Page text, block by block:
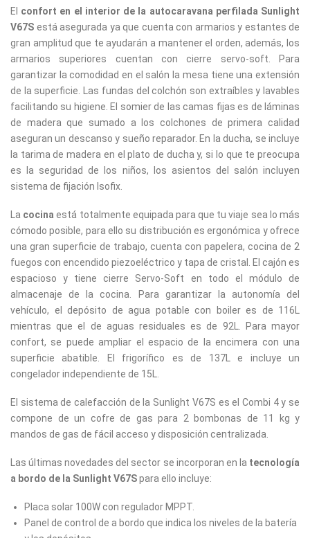
El confort en el interior de la autocaravana perfilada Sunlight
V67S está asegurada ya que cuenta con armarios y estantes de
gran amplitud que te ayudarán a mantener el orden, además, los
armarios superiores cuentan con cierre servo-soft. Para
garantizar la comodidad en el salón la mesa tiene una extensión
de la superficie. Las fundas del colchón son extraíbles y lavables
facilitando su higiene. El somier de las camas fijas es de láminas
de madera que sumado a los colchones de primera calidad
aseguran un descanso y sueño reparador. En la ducha, se incluye
la tarima de madera en el plato de ducha y, si lo que te preocupa
es la seguridad de los niños, los asientos del salón incluyen
sistema de fijación Isofix.
La cocina está totalmente equipada para que tu viaje sea lo más
cómodo posible, para ello su distribución es ergonómica y ofrece
una gran superficie de trabajo, cuenta con papelera, cocina de 2
fuegos con encendido piezoeléctrico y tapa de cristal. El cajón es
espacioso y tiene cierre Servo-Soft en todo el módulo de
almacenaje de la cocina. Para garantizar la autonomía del
vehículo, el depósito de agua potable con boiler es de 116L
mientras que el de aguas residuales es de 92L. Para mayor
confort, se puede ampliar el espacio de la encimera con una
superficie abatible. El frigorífico es de 137L e incluye un
congelador independiente de 15L.
El sistema de calefacción de la Sunlight V67S es el Combi 4 y se
compone de un cofre de gas para 2 bombonas de 11 kg y
mandos de gas de fácil acceso y disposición centralizada.
Las últimas novedades del sector se incorporan en la tecnología
a bordo de la Sunlight V67Spara ello incluye:
Placa solar 100W con regulador MPPT.
Panel de control de a bordo que indica los niveles de la batería